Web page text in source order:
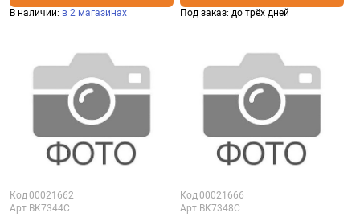
В наличии: в 2 магазинах Под заказ: до трёх дней
Код00021662
Арт. BK7344C
Код00021666
Арт. BK7348C